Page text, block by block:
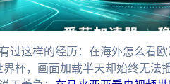
过这样的经历：在海外怎么看
杯，画面加载半天却始终无法播